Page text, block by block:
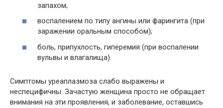
запахом;
воспалением по типу ангины или фарингита (при
заражении оральным способом);
боль, припухлость, гиперемия (при воспалении
вульвы и влагалища).
Симптомы уреаплазмоза слабо выражены и
неспецифичны. Зачастую женщина просто не обращает
внимания на эти проявления, и заболевание, оставшись